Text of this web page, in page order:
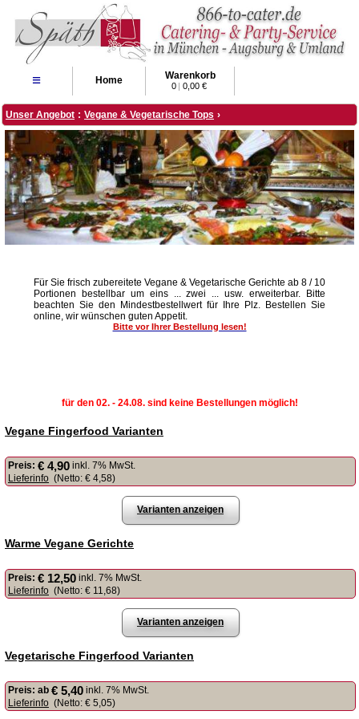
≡ Home Warenkorb
0 | 0,00 €
Unser Angebot : Vegane & Vegetarische Tops ›
Für Sie frisch zubereitete Vegane & Vegetarische Gerichte ab 8 / 10
Portionen bestellbar um eins ... zwei ... usw. erweiterbar. Bitte
beachten Sie den Mindestbestellwert für Ihre Plz. Bestellen Sie
online, wir wünschen guten Appetit.
Bitte vor Ihrer Bestellung lesen!
für den 02. - 24.08. sind keine Bestellungen möglich!
Vegane Fingerfood Varianten
Preis: € 4,90 inkl. 7% MwSt.
Lieferinfo (Netto: € 4,58)
Varianten anzeigen
Warme Vegane Gerichte
Preis: € 12,50 inkl. 7% MwSt.
Lieferinfo (Netto: € 11,68)
Varianten anzeigen
Vegetarische Fingerfood Varianten
Preis: ab € 5,40 inkl. 7% MwSt.
Lieferinfo (Netto: € 5,05)